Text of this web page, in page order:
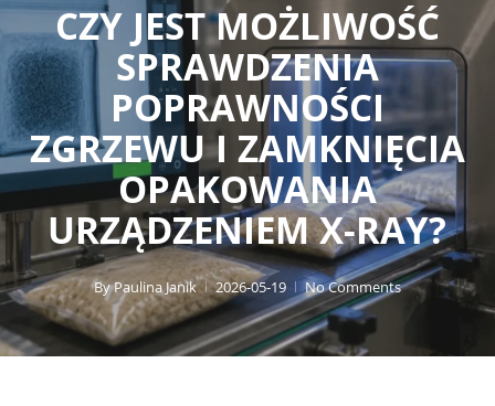
CZY JEST MOŻLIWOŚĆ
SPRAWDZENIA
POPRAWNOŚCI
ZGRZEWU I ZAMKNIĘCIA
OPAKOWANIA
URZĄDZENIEM X-RAY?
ByPaulina Janik 2026-05-19 No Comments